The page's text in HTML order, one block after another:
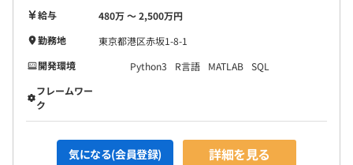
給与
480万 〜 2,500万円
勤務地
東京都港区赤坂1-8-1
開発環境
Python3 R言語 MATLAB SQL
フレームワー
ク
気になる(会員登録) 詳細を見る